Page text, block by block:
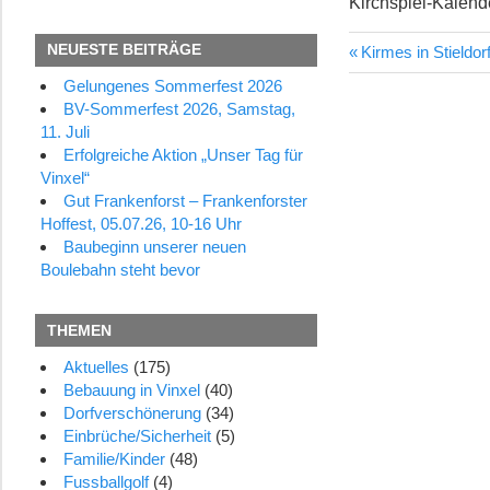
Vorheriger
Beitrag:
Kirmes in
NEUESTE BEITRÄGE
Gelungenes Sommerfest 2026
BV-Sommerfest 2026, Samstag,
11. Juli
Erfolgreiche Aktion „Unser Tag für
Vinxel“
Gut Frankenforst – Frankenforster
Hoffest, 05.07.26, 10-16 Uhr
Baubeginn unserer neuen
Boulebahn steht bevor
THEMEN
Aktuelles (175)
Bebauung in Vinxel(40)
Dorfverschönerung(34)
Einbrüche/Sicherheit(5)
Familie/Kinder(48)
Fussballgolf(4)